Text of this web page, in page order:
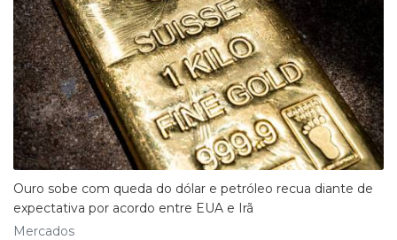
Ouro sobe com queda do dólar e petróleo recua diante de
expectativa por acordo entre EUA e Irã
Mercados